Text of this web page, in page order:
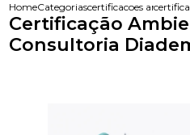
HomeCategoriascertificacoes
Certificação
Consultoria